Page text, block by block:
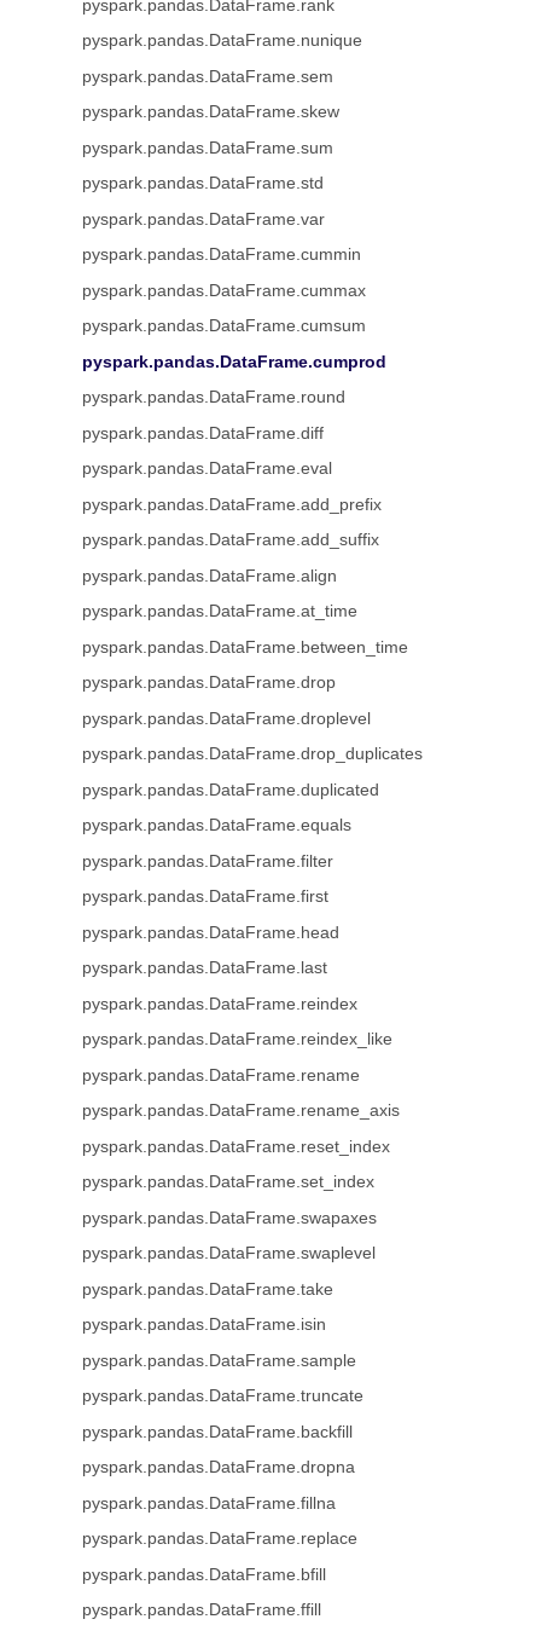
pyspark.pandas.DataFrame.rank
pyspark.pandas.DataFrame.nunique
pyspark.pandas.DataFrame.sem
pyspark.pandas.DataFrame.skew
pyspark.pandas.DataFrame.sum
pyspark.pandas.DataFrame.std
pyspark.pandas.DataFrame.var
pyspark.pandas.DataFrame.cummin
pyspark.pandas.DataFrame.cummax
pyspark.pandas.DataFrame.cumsum
pyspark.pandas.DataFrame.cumprod
pyspark.pandas.DataFrame.round
pyspark.pandas.DataFrame.diff
pyspark.pandas.DataFrame.eval
pyspark.pandas.DataFrame.add_prefix
pyspark.pandas.DataFrame.add_suffix
pyspark.pandas.DataFrame.align
pyspark.pandas.DataFrame.at_time
pyspark.pandas.DataFrame.between_time
pyspark.pandas.DataFrame.drop
pyspark.pandas.DataFrame.droplevel
pyspark.pandas.DataFrame.drop_duplicates
pyspark.pandas.DataFrame.duplicated
pyspark.pandas.DataFrame.equals
pyspark.pandas.DataFrame.filter
pyspark.pandas.DataFrame.first
pyspark.pandas.DataFrame.head
pyspark.pandas.DataFrame.last
pyspark.pandas.DataFrame.reindex
pyspark.pandas.DataFrame.reindex_like
pyspark.pandas.DataFrame.rename
pyspark.pandas.DataFrame.rename_axis
pyspark.pandas.DataFrame.reset_index
pyspark.pandas.DataFrame.set_index
pyspark.pandas.DataFrame.swapaxes
pyspark.pandas.DataFrame.swaplevel
pyspark.pandas.DataFrame.take
pyspark.pandas.DataFrame.isin
pyspark.pandas.DataFrame.sample
pyspark.pandas.DataFrame.truncate
pyspark.pandas.DataFrame.backfill
pyspark.pandas.DataFrame.dropna
pyspark.pandas.DataFrame.fillna
pyspark.pandas.DataFrame.replace
pyspark.pandas.DataFrame.bfill
pyspark.pandas.DataFrame.ffill